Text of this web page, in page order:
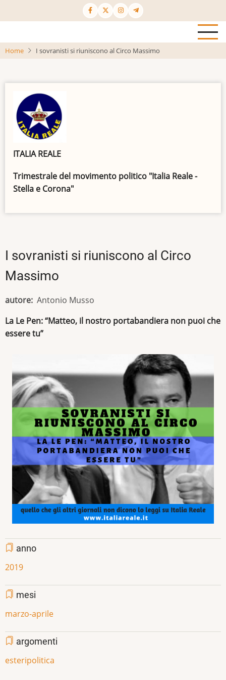
al
principale
Home I sovranisti si riuniscono al Circo Massimo
ITALIA REALE
Trimestrale del movimento politico "Italia Reale -
Stella e Corona"
I sovranisti si riuniscono al Circo
Massimo
autore Antonio Musso
La Le Pen: “Matteo, il nostro portabandiera non puoi che
essere tu”
anno
2019
mesi
marzo-aprile
argomenti
esteripolitica